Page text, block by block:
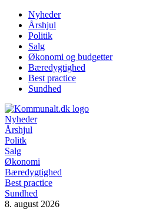
Videre
indhold
Nyheder
Årshjul
Politik
Salg
Økonomi og budgetter
Bæredygtighed
Best practice
Sundhed
Nyheder
Årshjul
Politk
Salg
Økonomi
Bæredygtighed
Best practice
Sundhed
8. august 2026